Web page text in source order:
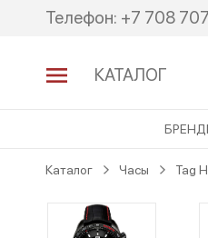
Перейти
ПерейтиТелефон: +7 708
КАТАЛОГ
Каталог Часы Tag